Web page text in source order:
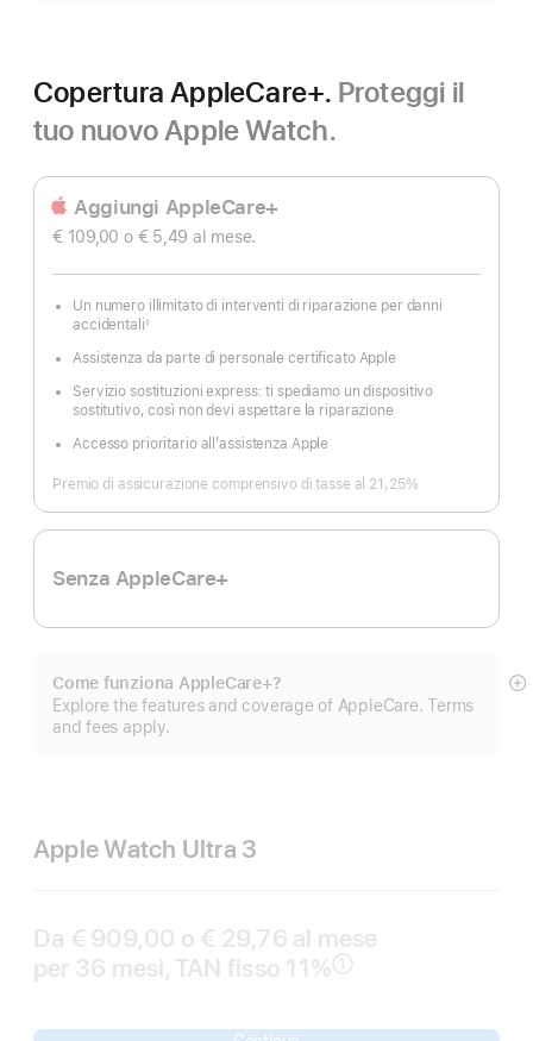
Copertura AppleCare+. Proteggi il
tuo nuovo Apple Watch.
Aggiungi AppleCare+
€ 109,00 o € 5,49 al mese.
Un numero illimitato di interventi di riparazione per danni
accidentali◊
Assistenza da parte di personale certificato Apple
Servizio sostituzioni express: ti spediamo un dispositivo
sostitutivo, così non devi aspettare la riparazione
Accesso prioritario all’assistenza Apple
Premio di assicurazione comprensivo di tasse al 21,25%
Senza AppleCare+
Come funziona AppleCare+?
Explore the features and coverage of AppleCare. Terms
and fees apply.
Apple Watch Ultra 3
Da € 909,00 o € 29,76 al mese
per 36 mesi, TAN fisso 11%
Nota
①